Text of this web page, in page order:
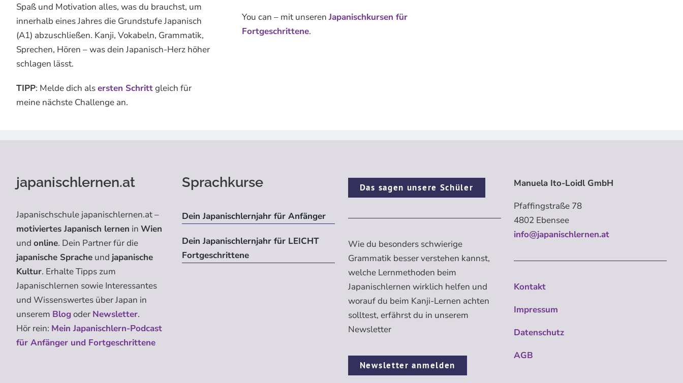
Spaß und Motivation alles, was du brauchst, um
innerhalb eines Jahres die Grundstufe Japanisch
(A1) abzuschließen. Kanji, Vokabeln, Grammatik,
Sprechen, Hören – was dein Japanisch-Herz höher
schlagen lässt.
TIPP: Melde dich alsersten Schrittgleich für
meine nächste Challenge an.
You can – mit unseren Japanischkursen für
Fortgeschrittene.
japanischlernen.at
Japanischschule japanischlernen.at –
motiviertes Japanisch lernen in Wien
und online. Dein Partner für die
japanische Spracheund japanische
Kultur. Erhalte Tipps zum
Japanischlernen sowie Interessantes
und Wissenswertes über Japan in
unserem Blogoder Newsletter.
Hör rein: Mein Japanischlern-Podcast
für Anfänger und Fortgeschrittene
Sprachkurse
Dein Japanischlernjahr für Anfänger
Dein Japanischlernjahr für LEICHT
Fortgeschrittene
Das sagen unsere Schüler
Wie du besonders schwierige
Grammatik besser verstehen kannst,
welche Lernmethoden beim
Japanischlernen wirklich helfen und
worauf du beim Kanji-Lernen achten
solltest, erfährst du in unserem
Newsletter
Newsletter anmelden
Manuela Ito-Loidl GmbH
Pfaffingstraße 78
4802 Ebensee
info@japanischlernen.at
Kontakt
Impressum
Datenschutz
AGB